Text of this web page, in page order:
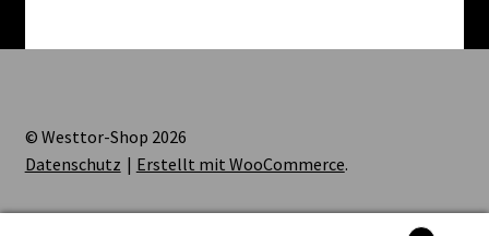
© Westtor-Shop 2026
Datenschutz
Erstellt mit WooCommerce.